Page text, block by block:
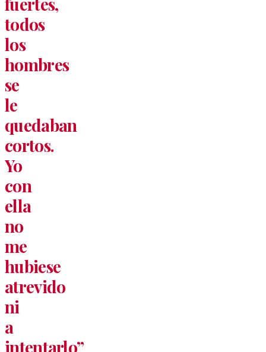
todos
los
hombres
se
le
quedaban
cortos.
Yo
con
ella
no
me
hubiese
atrevido
ni
a
intentarlo”